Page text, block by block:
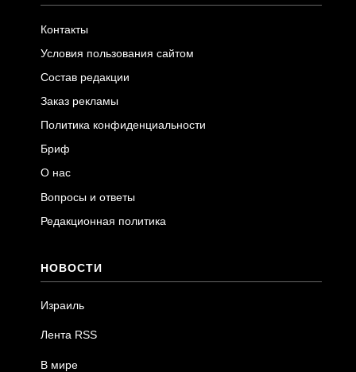
Контакты
Условия пользования сайтом
Состав редакции
Заказ рекламы
Политика конфиденциальности
Бриф
О нас
Вопросы и ответы
Редакционная политика
НОВОСТИ
Израиль
Лента RSS
В мире